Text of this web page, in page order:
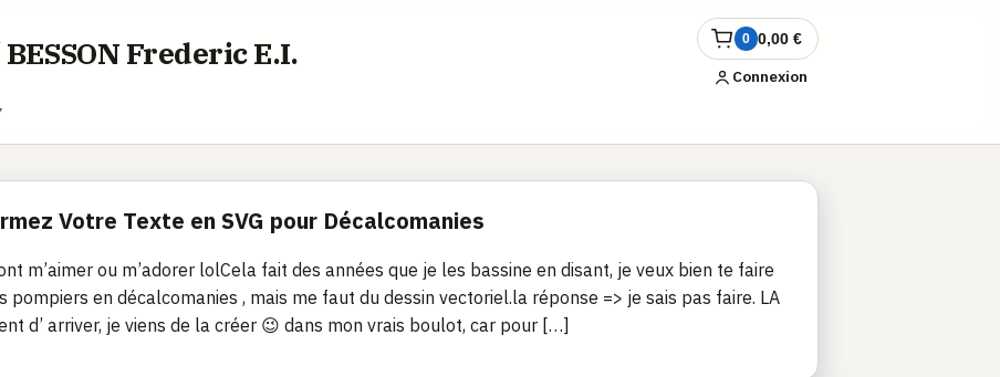
Frederic E.I. 0 0,00€
Ouvrir
le
panierConnexion
Votre Texte en SVG pour Décalcomanies
m’aimer ou m’adorer lolCela fait des années que je les bassine en disant, je veux bien te faire
pompiers en décalcomanies , mais me faut du dessin vectoriel.la réponse => je sais pas faire. LA
d’ arriver, je viens de la créer 😉 dans mon vrais boulot, car pour […]